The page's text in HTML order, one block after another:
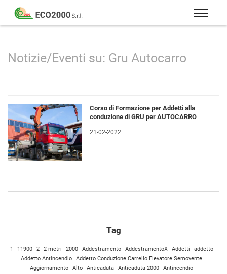
Eco
2000
Formazione
consulenza
sul
lavoro
–
D.Lgs
81/08
Notizie/Eventi su: Gru Autocarro
Corso di Formazione per Addetti alla
conduzione di GRU per AUTOCARRO
21-02-2022
Tag
1 11900 2 2 metri 2000 Addestramento AddestramentoX Addetti
addetto
Addetto Antincendio
Addetto Conduzione Carrello Elevatore Semovente
Aggiornamento
Alto Anticaduta Anticaduta 2000
Antincendio